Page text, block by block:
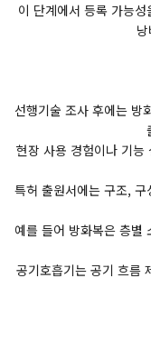
이 단계에서 등록 가능
선행기술 조사 후에는 방
현장 사용 경험이나 기능
특허 출원서에는 구조,
예를 들어 방화복은 층별
공기호흡기는 공기 흐름